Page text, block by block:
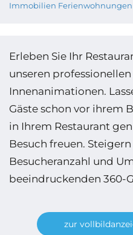
Immobilien Ferienwohnungen
Erleben Sie Ihr
unseren
Innenanimationen.
Gäste schon vor ihrem
in Ihrem Restaurant
Besuch freuen. Steigern
Besucheranzahl und
beeindruckenden 360-
zur